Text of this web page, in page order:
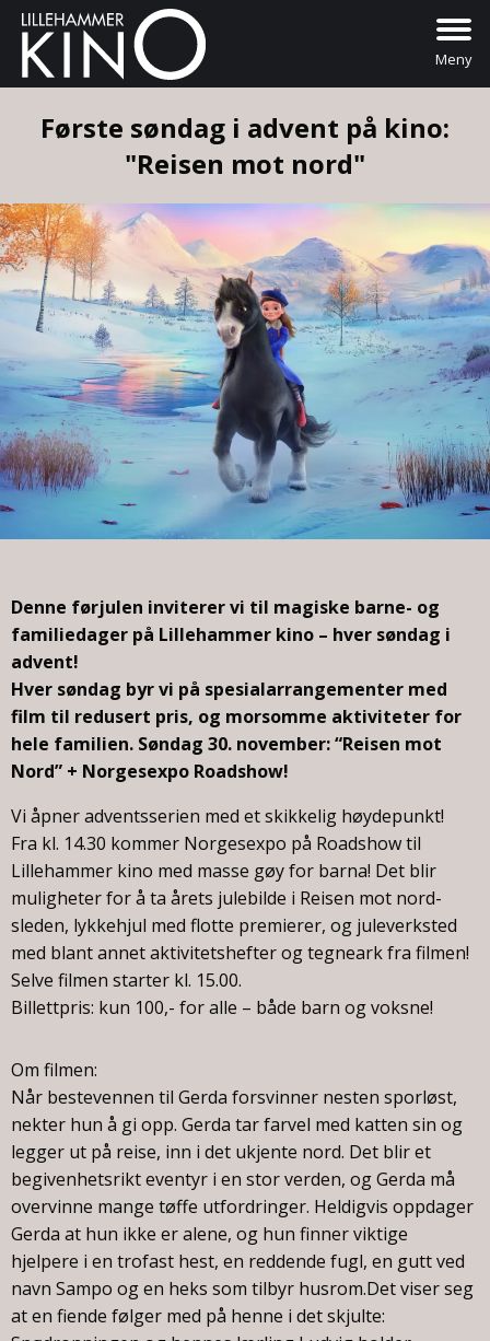
Meny
Første søndag i advent på kino:
"Reisen mot nord"
Denne førjulen inviterer vi til magiske barne- og
familiedager på Lillehammer kino – hver søndag i
advent!
Hver søndag byr vi på spesialarrangementer med
film til redusert pris, og morsomme aktiviteter for
hele familien. Søndag 30. november: “Reisen mot
Nord” + Norgesexpo Roadshow!
Vi åpner adventsserien med et skikkelig høydepunkt!
Fra kl. 14.30 kommer Norgesexpo på Roadshow til
Lillehammer kino med masse gøy for barna! Det blir
muligheter for å ta årets julebilde i Reisen mot nord-
sleden, lykkehjul med flotte premierer, og juleverksted
med blant annet aktivitetshefter og tegneark fra filmen!
Selve filmen starter kl. 15.00.
Billettpris: kun 100,- for alle – både barn og voksne!
Om filmen:
Når bestevennen til Gerda forsvinner nesten sporløst,
nekter hun å gi opp. Gerda tar farvel med katten sin og
legger ut på reise, inn i det ukjente nord. Det blir et
begivenhetsrikt eventyr i en stor verden, og Gerda må
overvinne mange tøffe utfordringer. Heldigvis oppdager
Gerda at hun ikke er alene, og hun finner viktige
hjelpere i en trofast hest, en reddende fugl, en gutt ved
navn Sampo og en heks som tilbyr husrom.Det viser seg
at en fiende følger med på henne i det skjulte: